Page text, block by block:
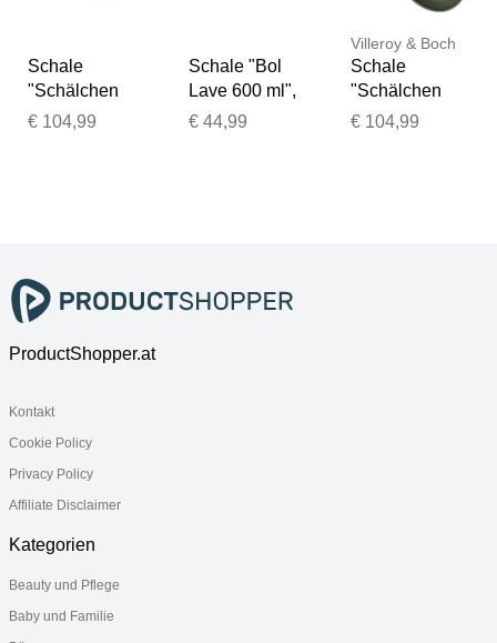
Schale
"Schälchen
Lave 60 ml 6er
€ 104,99
Schale "Bol
Lave 600 ml",
beige, LIKE.
€ 44,99
Villeroy & Boch
Schale
"Schälchen
Lave 60 ml 6er
€ 104,99
ProductShopper.at
Kontakt
Cookie Policy
Privacy Policy
Affiliate Disclaimer
Kategorien
Beauty und Pflege
Baby und Familie